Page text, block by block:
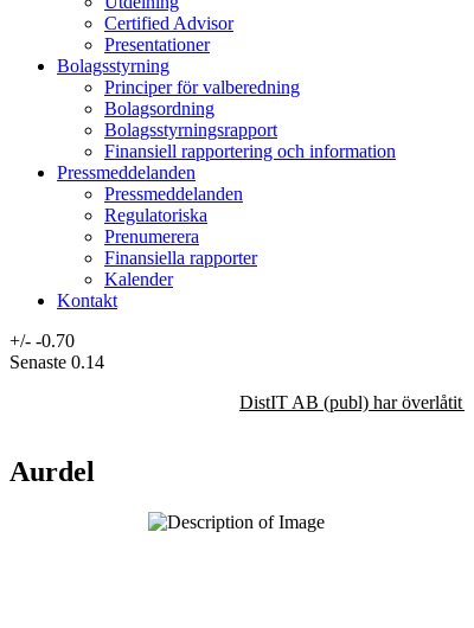
Certified Advisor
Presentationer
Bolagsstyrning
Principer för valberedning
Bolagsordning
Bolagsstyrningsrapport
Finansiell rapportering och information
Pressmeddelanden
Pressmeddelanden
Regulatoriska
Prenumerera
Finansiella rapporter
Kalender
Kontakt
+/- -0.70
Senaste 0.14
DistIT AB (publ) har överlåtit
Aurdel